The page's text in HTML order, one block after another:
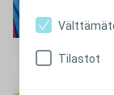
Tilastot